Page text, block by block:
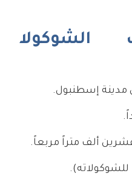
مدينة إسطنبول.
ألف متراً مربعاً.